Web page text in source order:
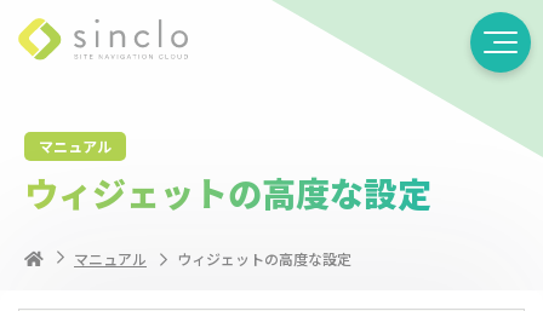
マニュアル
ウィジェットの高度な設定
マニュアル ウィジェットの高度な設定